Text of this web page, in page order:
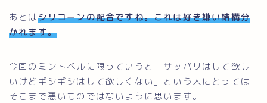
あとはシリコーンの配合ですね。これは好き嫌い結構分
かれます。
今回のミントベルに限っていうと「サッパリはして欲し
いけどギシギシはして欲しくない」という人にとっては
そこまで悪いものではないように思います。